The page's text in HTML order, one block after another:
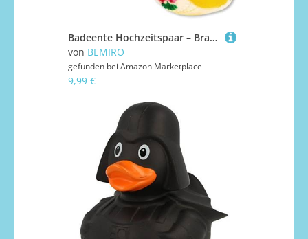
Badeente Hochzeitspaar – Braut & Bräutigam Enthalten, Ca. 5 cm Groß, Niedliche Motive (Set)
von BEMIRO
gefunden bei Amazon Marketplace
9,99 €